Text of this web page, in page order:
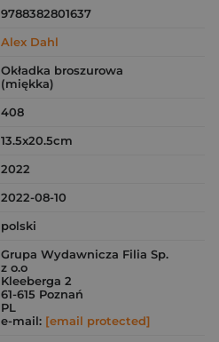
9788382801637
Alex Dahl
Okładka broszurowa
(miękka)
408
13.5x20.5cm
2022
2022-08-10
polski
Grupa Wydawnicza Filia Sp.
z o.o
Kleeberga 2
61-615 Poznań
PL
e-mail: [email protected]